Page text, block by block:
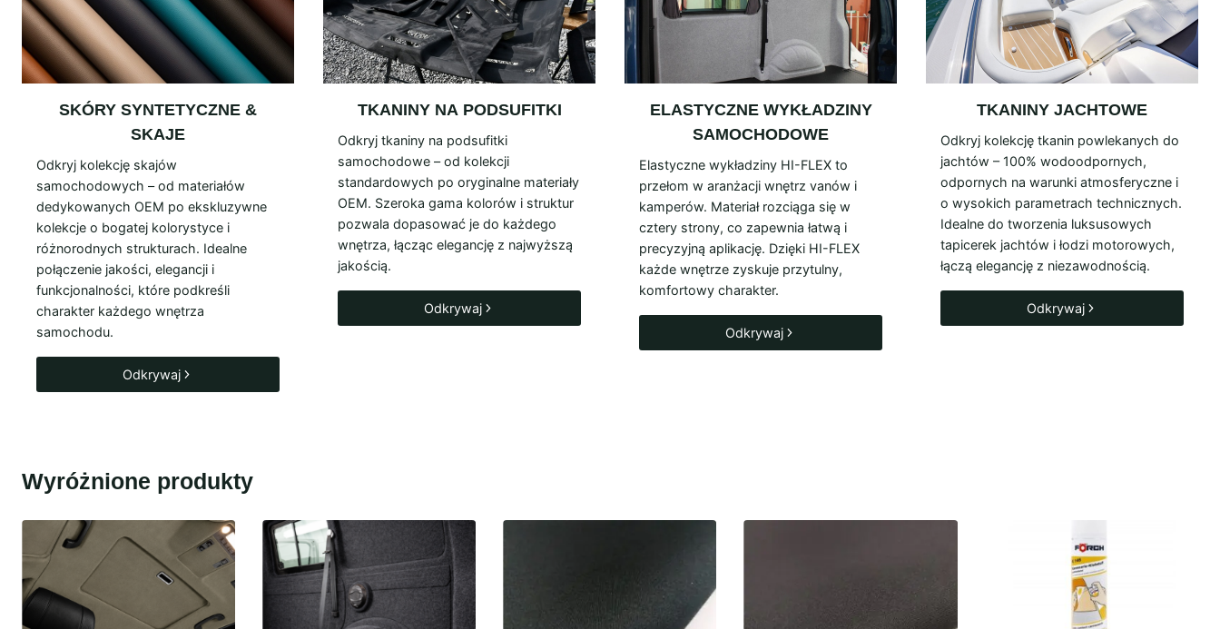
SKÓRY SYNTETYCZNE &
SKAJE
Odkryj kolekcję skajów
samochodowych – od materiałów
dedykowanych OEM po ekskluzywne
kolekcje o bogatej kolorystyce i
różnorodnych strukturach. Idealne
połączenie jakości, elegancji i
funkcjonalności, które podkreśli
charakter każdego wnętrza
samochodu.
Odkrywaj
TKANINY NA PODSUFITKI
Odkryj tkaniny na podsufitki
samochodowe – od kolekcji
standardowych po oryginalne materiały
OEM. Szeroka gama kolorów i struktur
pozwala dopasować je do każdego
wnętrza, łącząc elegancję z najwyższą
jakością.
Odkrywaj
ELASTYCZNE WYKŁADZINY
SAMOCHODOWE
Elastyczne wykładziny HI-FLEX to
przełom w aranżacji wnętrz vanów i
kamperów. Materiał rozciąga się w
cztery strony, co zapewnia łatwą i
precyzyjną aplikację. Dzięki HI-FLEX
każde wnętrze zyskuje przytulny,
komfortowy charakter.
Odkrywaj
TKANINY JACHTOWE
Odkryj kolekcję tkanin powlekanych do
jachtów – 100% wodoodpornych,
odpornych na warunki atmosferyczne i
o wysokich parametrach technicznych.
Idealne do tworzenia luksusowych
tapicerek jachtów i łodzi motorowych,
łączą elegancję z niezawodnością.
Odkrywaj
Wyróżnione produkty